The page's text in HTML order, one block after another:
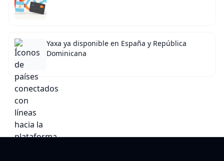
Yaxa ya disponible en España y República
Dominicana